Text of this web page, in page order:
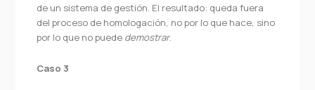
de un sistema de gestión. El resultado: queda fuera
del proceso de homologación, no por lo que hace, sino
por lo que no puede demostrar.
Caso 3